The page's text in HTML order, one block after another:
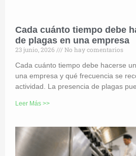
Cada cuánto tiempo debe
de plagas en una empresa
23 junio, 2026
No hay comentarios
Cada cuánto tiempo debe hacerse
una empresa y qué frecuencia se
actividad. La presencia de plagas
Leer Más >>